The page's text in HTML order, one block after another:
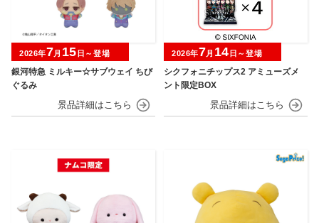
銀河特急 ミルキー☆サブウェイ ちび
ぐるみ
2026年7月 15 日～登場
シクフォニチップス2 アミューズメ
ント限定BOX
2026年7月 14 日～登場